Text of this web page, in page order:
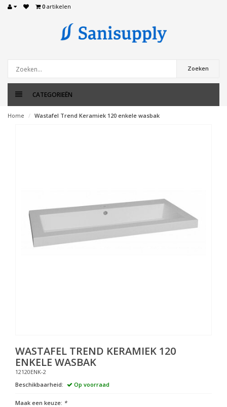
0 artikelen
Zoeken
CATEGORIEËN
Home Wastafel Trend Keramiek 120 enkele wasbak
WASTAFEL TREND KERAMIEK 120
ENKELE WASBAK
12120ENK-2
Beschikbaarheid:
Op voorraad
Maak een keuze: *